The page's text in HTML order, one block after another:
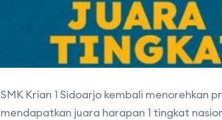
SMK Krian 1 Sidoarjo kembali menorehkan
mendapatkan juara harapan 1 tingkat